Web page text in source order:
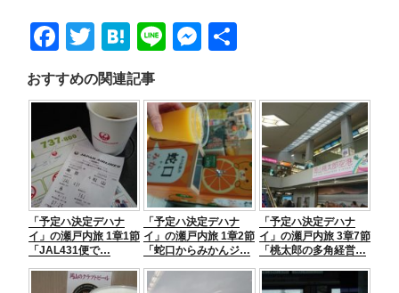
F
a
c
e
b
o
o
k
T
wi
tt
er
H
at
e
n
a
Li
e
M
ss
e
n
g
er
おすすめの関連記事
「予定ハ決定デハナ
イ」の瀬戸内旅 1章1節
「JAL431便で…
「予定ハ決定デハナ
イ」の瀬戸内旅 1章2節
「蛇口からみかんジ…
「予定ハ決定デハナ
イ」の瀬戸内旅 3章7節
「桃太郎の多角経営…